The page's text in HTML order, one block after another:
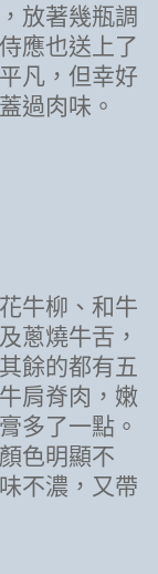
放著幾瓶調
應也送上了
凡，但幸好
過肉味。
牛柳、和牛
蔥燒牛舌，
餘的都有五
肩脊肉，嫩
多了一點。
色明顯不
不濃，又帶